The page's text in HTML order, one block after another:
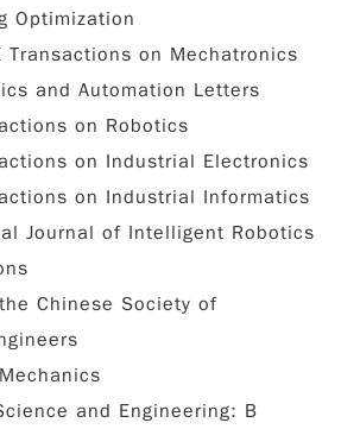
Optimization
on Mechatronics
and Automation Letters
on Robotics
on Industrial Electronics
on Industrial Informatics
Journal of Intelligent Robotics
Chinese Society of
and Engineering: B